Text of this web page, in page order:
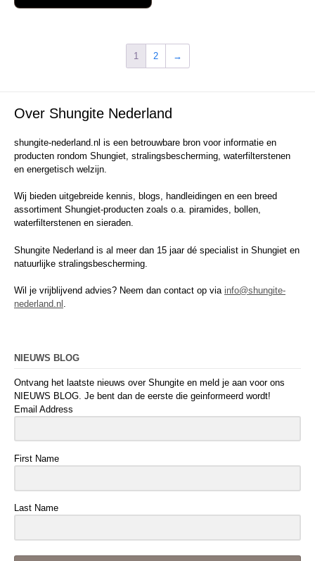
1 2 →
Over Shungite Nederland
shungite-nederland.nl is een betrouwbare bron voor informatie en
producten rondom Shungiet, stralingsbescherming, waterfilterstenen
en energetisch welzijn.
Wij bieden uitgebreide kennis, blogs, handleidingen en een breed
assortiment Shungiet-producten zoals o.a. piramides, bollen,
waterfilterstenen en sieraden.
Shungite Nederland is al meer dan 15 jaar dé specialist in Shungiet en
natuurlijke stralingsbescherming.
Wil je vrijblijvend advies? Neem dan contact op via info@shungite-
nederland.nl .
NIEUWS BLOG
Ontvang het laatste nieuws over Shungite en meld je aan voor ons
NIEUWS BLOG. Je bent dan de eerste die geinformeerd wordt!
Email Address
First Name
Last Name